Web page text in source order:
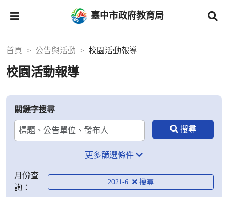
臺中市政府教育局
首頁 公告與活動 校園活動報導
校園活動報導
關鍵字搜尋
更多篩選條件
月份查
詢：
2021-6